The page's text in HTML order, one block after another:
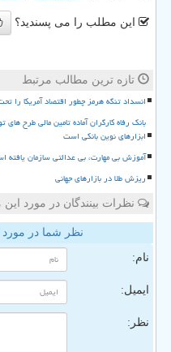
این مطلب را می پسندید؟
تازه ترین مطالب مرتبط
انسداد تنگه هرمز چطور اقتصاد آمریکا را
بانک رفاه کارگران آماده تامین مالی طرح
ابزارهای نوین بانکی است
آموزش بی مهارت، بی عدالتی سازمان یافته
ریزش طلا در بازارهای جهانی
نظرات بینندگان در مورد
نظر شما در
نام:
ایمیل:
نظر: